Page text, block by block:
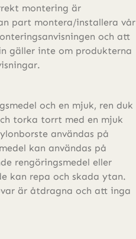
montering är
part montera/installera vår
och att
gäller inte om produkterna
och en mjuk, ren duk
torka torrt med en mjuk
användas på
kan användas på
rengöringsmedel eller
kan repa och skada ytan.
är åtdragna och att inga